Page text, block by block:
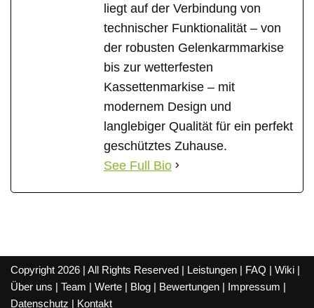
liegt auf der Verbindung von
technischer Funktionalität – von
der robusten Gelenkarmmarkise
bis zur wetterfesten
Kassettenmarkise – mit
modernem Design und
langlebiger Qualität für ein perfekt
geschütztes Zuhause.
See Full Bio
Copyright 2026 | All Rights Reserved | Leistungen | FAQ | Wiki |
Über uns | Team | Werte | Blog | Bewertungen | Impressum |
Datenschutz | Kontakt